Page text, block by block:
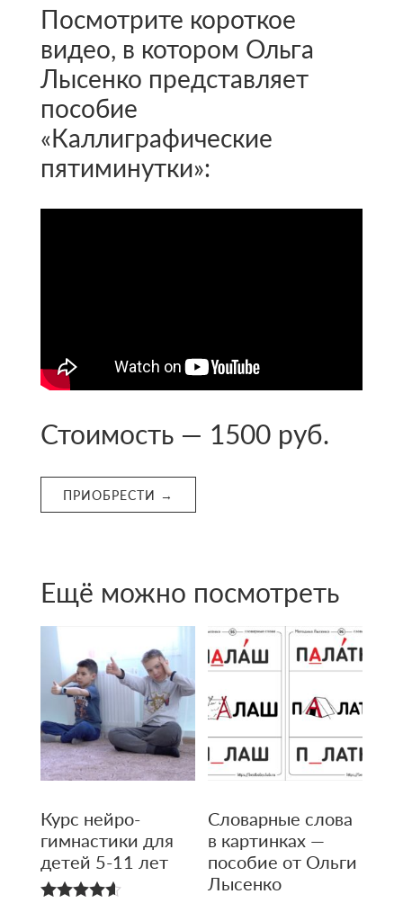
Посмотрите короткое
видео, в котором Ольга
Лысенко представляет
пособие
«Каллиграфические
пятиминутки»:
Стоимость — 1500 руб.
ПРИОБРЕСТИ →
Ещё можно посмотреть
Курс нейро­
гимнастики для
детей 5-11 лет
Словарные слова
в картинках —
пособие от Ольги
Лысенко